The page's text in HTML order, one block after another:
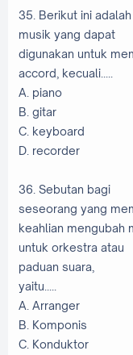
35. Berikut ini
musik yang dapat
digunakan untuk
accord, kecuali.....
A. piano
B. gitar
C. keyboard
D. recorder
36. Sebutan bagi
seseorang yang
keahlian mengubah
untuk orkestra atau
paduan suara,
yaitu.....
A. Arranger
B. Komponis
C. Konduktor